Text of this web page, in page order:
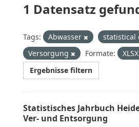
1 Datensatz
Tags: Abwasser
statistical
Versorgung
Formate:
XLSX
Ergebnisse filtern
Statistisches Jahrbuch
Ver- und Entsorgung